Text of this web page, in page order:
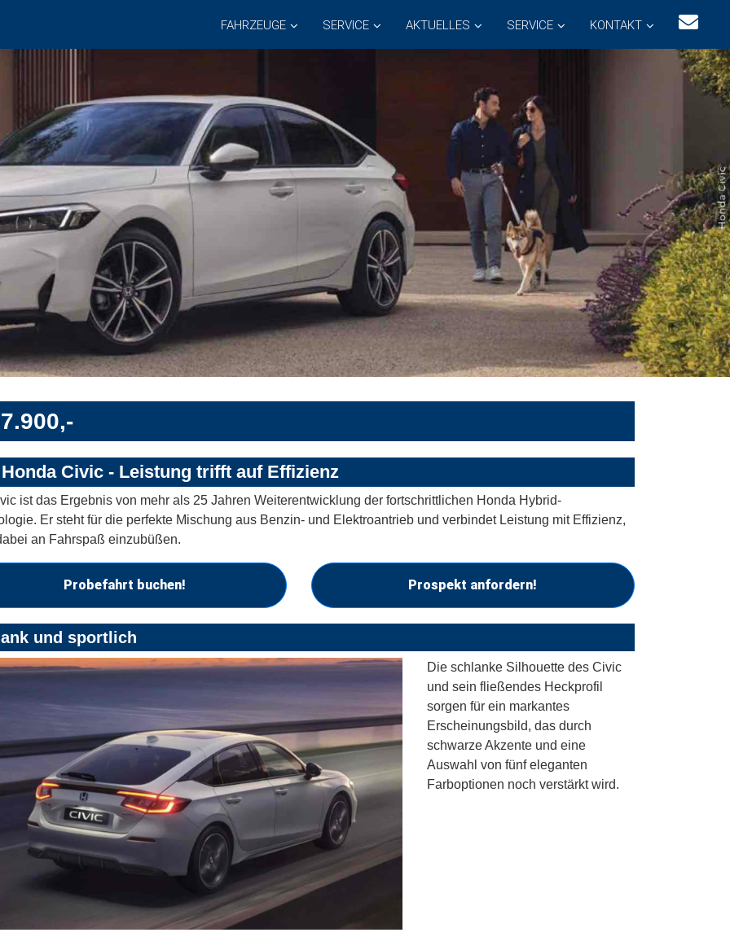
FAHRZEUGE SERVICE AKTUELLES SERVICE KONTAKT
Civic - Leistung trifft auf Effizienz
ist das Ergebnis von mehr als 25 Jahren Weiterentwicklung der fortschrittlichen Honda Hybrid-
Er steht für die perfekte Mischung aus Benzin- und Elektroantrieb und verbindet Leistung mit Effizienz,
an Fahrspaß einzubüßen.
Probefahrt buchen! Prospekt anfordern!
und sportlich
Die schlanke Silhouette des Civic
und sein fließendes Heckprofil
sorgen für ein markantes
Erscheinungsbild, das durch
schwarze Akzente und eine
Auswahl von fünf eleganten
Farboptionen noch verstärkt wird.